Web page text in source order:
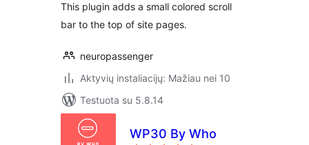
This plugin adds a small colored scroll
bar to the top of site pages.
neuropassenger
Aktyvių instaliacijų: Mažiau nei 10
Testuota su 5.8.14
WP30 By Who